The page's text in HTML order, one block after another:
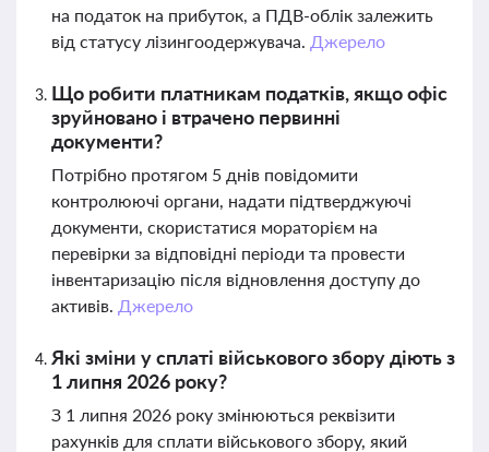
на податок на прибуток, а ПДВ-облік залежить
від статусу лізингоодержувача. Джерело
Що робити платникам податків, якщо офіс
зруйновано і втрачено первинні
документи?
Потрібно протягом 5 днів повідомити
контролюючі органи, надати підтверджуючі
документи, скористатися мораторієм на
перевірки за відповідні періоди та провести
інвентаризацію після відновлення доступу до
активів. Джерело
Які зміни у сплаті військового збору діють з
1 липня 2026 року?
З 1 липня 2026 року змінюються реквізити
рахунків для сплати військового збору, який